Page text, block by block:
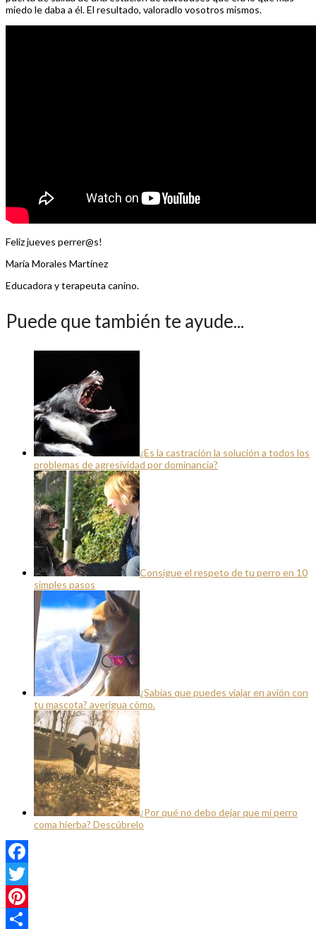
miedo le daba a él. El resultado, valoradlo vosotros mismos.
Feliz jueves perrer@s!
María Morales Martínez
Educadora y terapeuta canino.
Puede que también te ayude...
¿Es la castración la solución a todos los
problemas de agresividad por dominancia?
Consigue el respeto de tu perro en 10
simples pasos
¿Sabías que puedes viajar en avión con
tu mascota? averigua cómo.
¿Por qué no debo dejar que mi perro
coma hierba? Descúbrelo
Facebook
Twitter
Pinterest